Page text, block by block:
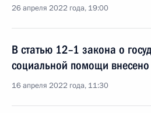
26 апреля 2022 года, 19:00
В статью 12–1 закона о
социальной помощи
16 апреля 2022 года, 11:30